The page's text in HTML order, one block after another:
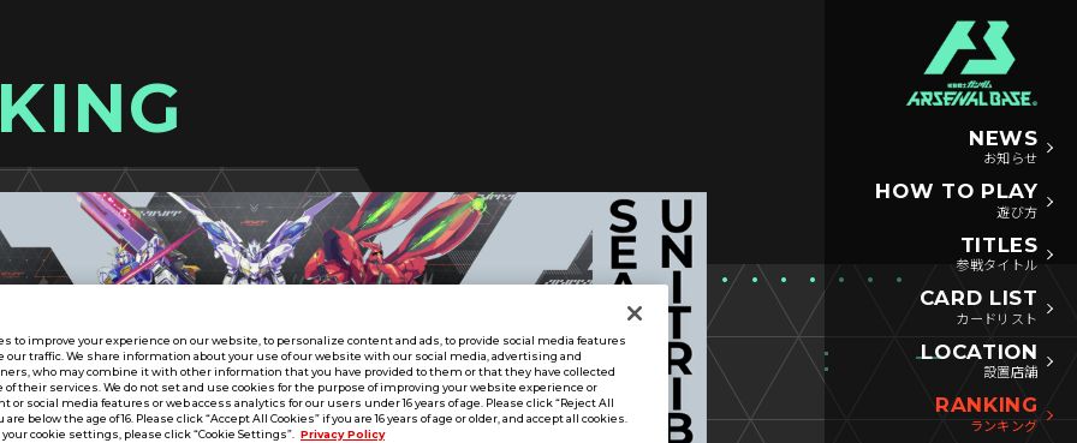
NEWS
お知らせ
HOW TO PLAY
遊び方
TITLES
参戦タイトル
CARD LIST
カードリスト
LOCATION
設置店舗
RANKING
ランキング
to improve your experience on our website, to personalize content and ads, to provide social media features
our traffic. We share information about your use of our website with our social media, advertising and
who may combine it with other information that you have provided to them or that they have collected
of their services. We do not set and use cookies for the purpose of improving your website experience or
or social media features or web access analytics for our users under 16 years of age. Please click “Reject All
are below the age of 16. Please click “Accept All Cookies” if you are 16 years of age or older, and accept all cookies.
cookie settings, please click “Cookie Settings”. Privacy Policy